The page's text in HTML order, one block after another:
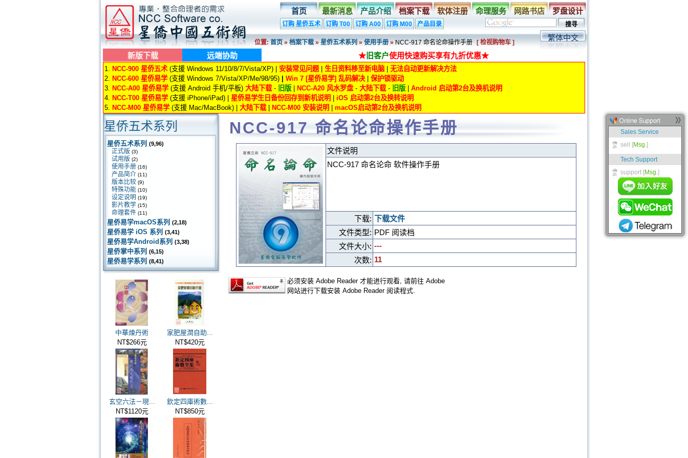
首页 最新消息 产品介绍 档案下载 软体注册 命理服务 网路书店 罗盘设计
订购 星侨五术 订购 T00 订购 A00 订购 M00 产品目录
位置:首页»档案下载»星侨五术系列»使用手册»NCC-917 命名论命操作手册 [ 检视购物车 ]
繁体中文
新版下载 远端协助 ★旧客户使用快速购买享有九折优惠★
1. NCC-900 星侨五术(支援 Windows 11/10/8/7/Vista/XP) | 安装常见问题| 生日资料移至新电脑
无法自动更新解决方法
2. NCC-600 星侨易学(支援 Windows 7/Vista/XP/Me/98/95) Win 7 [星侨易学] 乱码解决| 保护锁驱动
3. NCC-A00 星侨易学(支援 Android 手机/平板) 大陆下载- 旧版 NCC-A20 风水罗盘- 大陆下载- 旧版
Android 启动第2台及换机说明
4. NCC-T00 星侨易学(支援 iPhone/iPad) | 星侨易学生日备份回存到新机说明
iOS 启动第2台及换转说明
5. NCC-M00 星侨易学(支援 Mac/MacBook) | 大陆下载| NCC-M00 安装说明 macOS启动第2台及换机说明
星侨五术系列
星侨五术系列 (9,96)
正式版 (3)
试用版 (2)
使用手册 (16)
产品简介 (11)
版本比较 (9)
特殊功能 (10)
设定说明 (19)
影片教学 (15)
命理套件 (11)
星侨易学macOS系列 (2,18)
星侨易学 iOS 系列 (3,41)
星侨易学Android系列 (3,38)
星侨掌中系列 (6,15)
星侨易学系列 (8,41)
中華煉丹術
NT$266元
家肥屋潤自助...
NT$420元
玄空六法－現...
NT$1120元
欽定四庫術數...
NT$850元
NCC-917 命名论命操作手册
文件说明
NCC-917 命名论命 软件操作手册
下载: 下载文件
文件类型: PDF 阅读档
文件大小: ---
次数: 11
必须安装 Adobe Reader 才能进行观看, 请前往 Adobe
网站进行下载安装 Adobe Reader 阅读程式.